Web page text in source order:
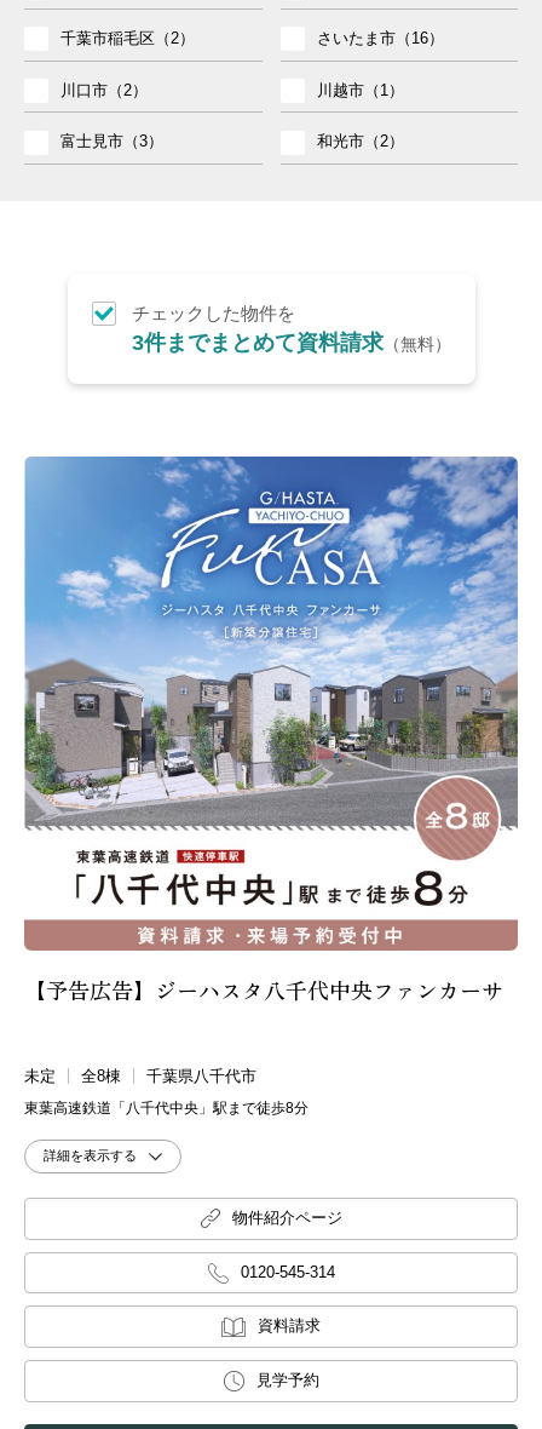
千葉市稲毛区（2） さいたま市（16）
川口市（2） 川越市（1）
富士見市（3） 和光市（2）
つくばエクスプレス （3）
都営新宿線 （2）
京成成田スカイアクセス線
（2）
京成千葉線 （2） 京成本線 （3）
JR京葉線 （1） 東葉高速鉄道 （5）
JR埼京線 （5）
JR川越線 （2） JR東北本線 （10）
JR高崎線 （9） 東京メトロ有楽町線 （2）
埼玉高速鉄道 （1） 西武新宿線 （1）
東武東上本線 （8） 埼玉新都市交通 （2）
都営三田線 （1） 東京メトロ副都心線 （2）
総戸数10区画以上！（17）
即入居可能！（13）
チェックした物件を
3件までまとめて資料請求（無料）
【予告広告】ジーハスタ八千代中央ファンカーサ
未定 全8棟 千葉県八千代市
東葉高速鉄道「八千代中央」駅まで徒歩8分
詳細を表示する
物件紹介ページ
0120-545-314
資料請求
見学予約